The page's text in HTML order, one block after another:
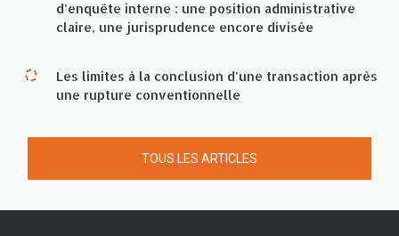
d’enquête interne : une position administrative
claire, une jurisprudence encore divisée
Les limites à la conclusion d’une transaction après
une rupture conventionnelle
TOUS LES ARTICLES